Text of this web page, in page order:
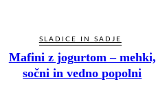
SLADICE IN SADJE
Mafini z jogurtom – mehki,
sočni in vedno popolni